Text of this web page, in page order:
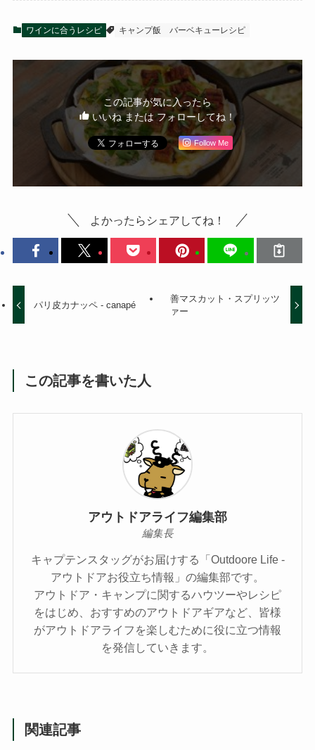
ワインに合うレシピ キャンプ飯 バーベキューレシピ
この記事が気に入ったら
いいね または フォローしてね！
Follow Me
よかったらシェアしてね！
パリ皮カナッペ - canapé
善マスカット・スプリッツ
ァー
この記事を書いた人
アウトドアライフ編集部
編集長
キャプテンスタッグがお届けする「Outdoore Life -
アウトドアお役立ち情報」の編集部です。
アウトドア・キャンプに関するハウツーやレシピ
をはじめ、おすすめのアウトドアギアなど、皆様
がアウトドアライフを楽しむために役に立つ情報
を発信していきます。
関連記事